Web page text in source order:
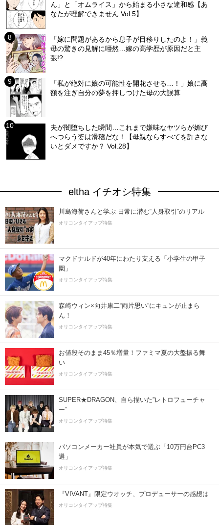
ん」と「オムライス」から始まる小さな違和感【あ
なたが理解できません Vol.5】
「嫁に問題があるから息子が目移りしたのよ！」義
母の驚きの見解に唖然…嫁の高学歴が原因だと主
張!?
「私が絶対に娘の可能性を開花させる…！」娘に高
額を注ぎ自分の夢を押しつけた母の大誤算
夫が闇堕ちした瞬間…これまで嫌味なヤツらが媚び
へつらう姿は滑稽だな！【母親ならすべてを許さな
いとダメですか？ Vol.28】
eltha イチオシ特集
川島海荷さんと学ぶ 日常に潜む“人身取引”のリアル
オリコンタイアップ特集
マクドナルドが40年にわたり支える「小学生の甲子
園」
オリコンタイアップ特集
森崎ウィン×向井康二“両片思い”にキュンが止まら
ん！
オリコンタイアップ特集
お値段そのまま45％増量！ファミマ夏の大盤振る舞
い
オリコンタイアップ特集
SUPER★DRAGON、自ら描いた”レトロフューチャ
ー”
オリコンタイアップ特集
パソコンメーカー社員が本気で選ぶ「10万円台PC3
選」
オリコンタイアップ特集
『VIVANT』限定ウオッチ、プロデューサーの感想は
オリコンタイアップ特集